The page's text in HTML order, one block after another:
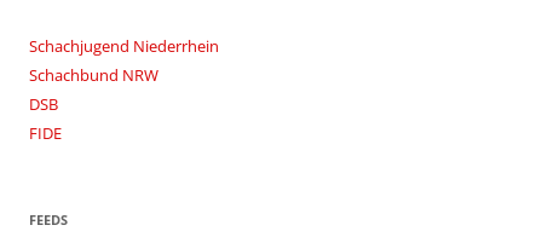
Schachjugend Niederrhein
Schachbund NRW
DSB
FIDE
FEEDS